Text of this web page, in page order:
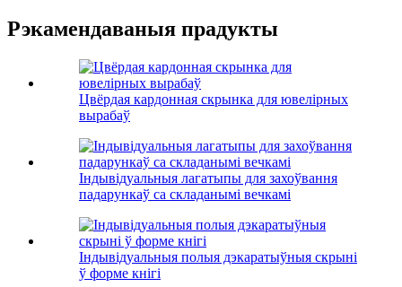
Рэкамендаваныя прадукты
Цвёрдая кардонная скрынка для ювелірных
вырабаў
Індывідуальныя лагатыпы для захоўвання
падарункаў са складанымі вечкамі
Індывідуальныя полыя дэкаратыўныя скрыні
ў форме кнігі